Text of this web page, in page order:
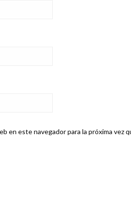
en este navegador para la próxima vez